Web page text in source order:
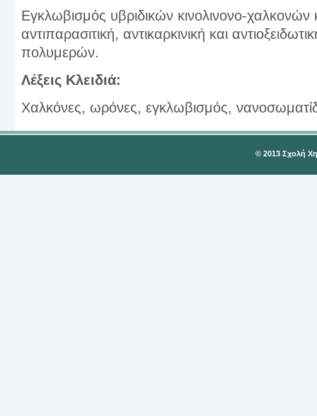
Εγκλωβισμός υβριδικών κινολινονο-
αντιπαρασιτική, αντικαρκινική και
πολυμερών.
Λέξεις Κλειδιά:
Χαλκόνες, ωρόνες, εγκλωβισμός,
© 2013 Σχολή